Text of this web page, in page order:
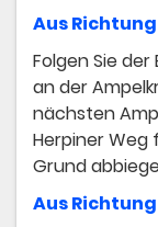
Aus
Folgen Sie
an der
nächsten
Herpiner Weg
Grund
​Aus